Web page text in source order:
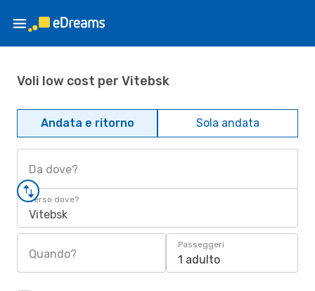
Voli low cost per Vitebsk
Andata e ritorno Sola andata
Da dove?
Verso dove?
Vitebsk
Quando?
Passeggeri
1 adulto